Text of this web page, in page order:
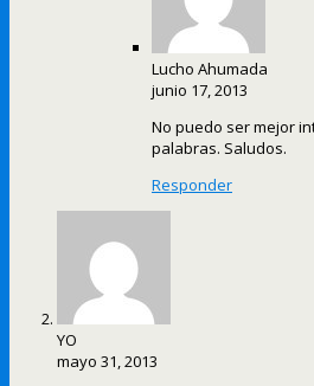
Lucho Ahumada
junio 17, 2013
No puedo ser mejor
palabras. Saludos.
Responder
YO
mayo 31, 2013